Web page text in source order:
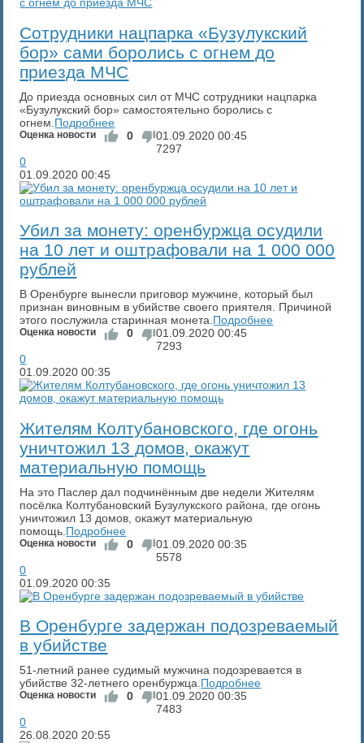
​Сотрудники нацпарка «Бузулукский
бор» сами боролись с огнем до
приезда МЧС
До приезда основных сил от МЧС сотрудники нацпарка
«Бузулукский бор» самостоятельно боролись с
огнем. Подробнее
Оценка новости 0 01.09.2020 00:45
7297
0
01.09.2020 00:45
​Убил за монету: оренбуржца осудили
на 10 лет и оштрафовали на 1 000 000
рублей
В Оренбурге вынесли приговор мужчине, который был
признан виновным в убийстве своего приятеля. Причиной
этого послужила старинная монета.Подробнее
Оценка новости 0 01.09.2020 00:45
7293
0
01.09.2020 00:35
​Жителям Колтубановского, где огонь
уничтожил 13 домов, окажут
материальную помощь
На это Паслер дал подчинённым две недели Жителям
посёлка Колтубановский Бузулукского района, где огонь
уничтожил 13 домов, окажут материальную
помощь. Подробнее
Оценка новости 0 01.09.2020 00:35
5578
0
01.09.2020 00:35
​В Оренбурге задержан подозреваемый
в убийстве
51-летний ранее судимый мужчина подозревается в
убийстве 32-летнего оренбуржца. Подробнее
Оценка новости 0 01.09.2020 00:35
7483
0
26.08.2020 20:55